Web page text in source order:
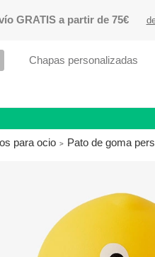
GRATIS a partir de 75€
Chapas personalizadas
para ocio Pato de goma